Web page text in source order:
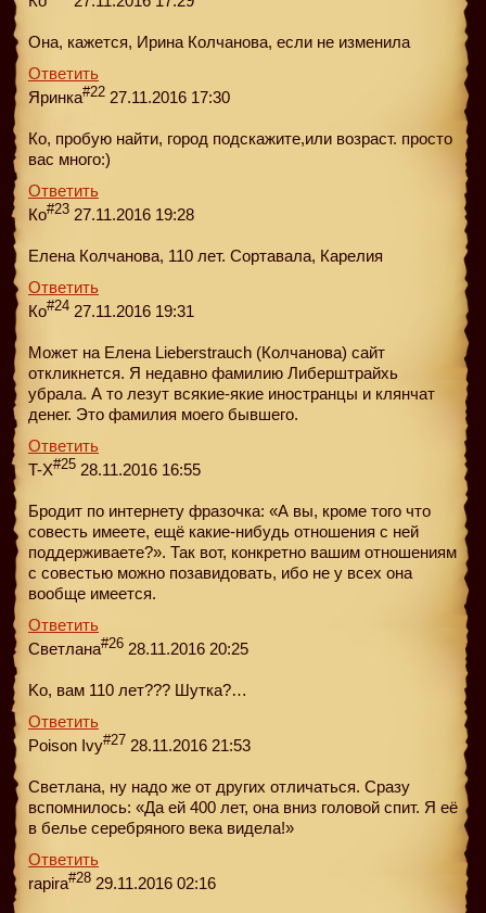
Она, кажется, Ирина Колчанова, если не изменила
Ответить
Яринка#22 27.11.2016 17:30
Ко, пробую найти, город подскажите,или возраст. просто
вас много:)
Ответить
Ко#23 27.11.2016 19:28
Елена Колчанова, 110 лет. Сортавала, Карелия
Ответить
Ко#24 27.11.2016 19:31
Может на Елена Lieberstrauch (Колчанова) сайт
откликнется. Я недавно фамилию Либерштрайхь
убрала. А то лезут всякие-якие иностранцы и клянчат
денег. Это фамилия моего бывшего.
Ответить
T-X#25 28.11.2016 16:55
Бродит по интернету фразочка: «А вы, кроме того что
совесть имеете, ещё какие-нибудь отношения с ней
поддерживаете?». Так вот, конкретно вашим отношениям
с совестью можно позавидовать, ибо не у всех она
вообще имеется.
Ответить
Светлана#26 28.11.2016 20:25
Ko, вам 110 лет??? Шутка?…
Ответить
Poison Ivy#27 28.11.2016 21:53
Светлана, ну надо же от других отличаться. Сразу
вспомнилось: «Да ей 400 лет, она вниз головой спит. Я её
в белье серебряного века видела!»
Ответить
rapira#28 29.11.2016 02:16